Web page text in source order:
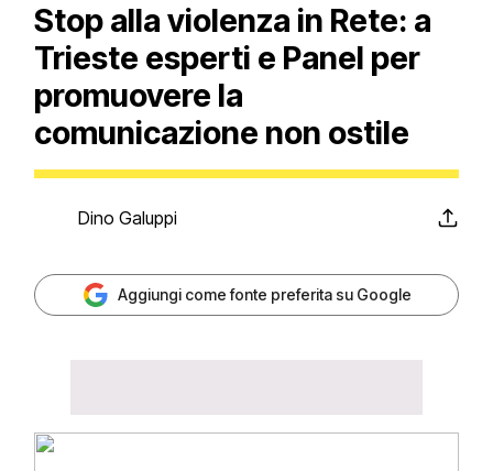
Stop alla violenza in Rete: a
Trieste esperti e Panel per
promuovere la
comunicazione non ostile
Dino Galuppi
Aggiungi come fonte preferita su Google